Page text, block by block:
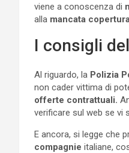
viene a conoscenza di
alla mancata
I consigli
Al riguardo, la Polizia
non cader vittima di
offerte contrattuali.
verificare sul web se vi
E ancora, si legge che
compagnie italiane,